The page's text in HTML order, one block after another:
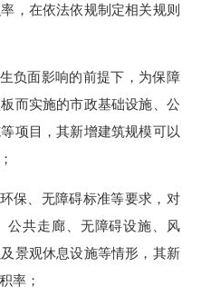
，在依法依规制定相关规则
负面影响的前提下，为保障
而实施的市政基础设施、公
项目，其新增建筑规模可以
保、无障碍标准等要求，对
公共走廊、无障碍设施、风
景观休息设施等情形，其新
率；